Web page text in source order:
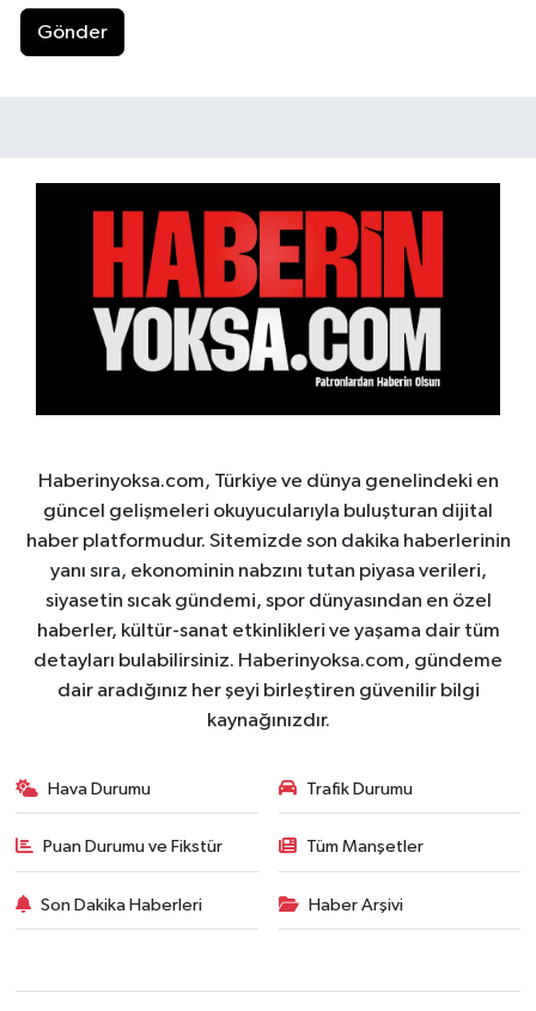
Gönder
Haberinyoksa.com, Türkiye ve dünya genelindeki en
güncel gelişmeleri okuyucularıyla buluşturan dijital
haber platformudur. Sitemizde son dakika haberlerinin
yanı sıra, ekonominin nabzını tutan piyasa verileri,
siyasetin sıcak gündemi, spor dünyasından en özel
haberler, kültür-sanat etkinlikleri ve yaşama dair tüm
detayları bulabilirsiniz. Haberinyoksa.com, gündeme
dair aradığınız her şeyi birleştiren güvenilir bilgi
kaynağınızdır.
Hava Durumu Trafik Durumu
Puan Durumu ve Fikstür Tüm Manşetler
Son Dakika Haberleri Haber Arşivi